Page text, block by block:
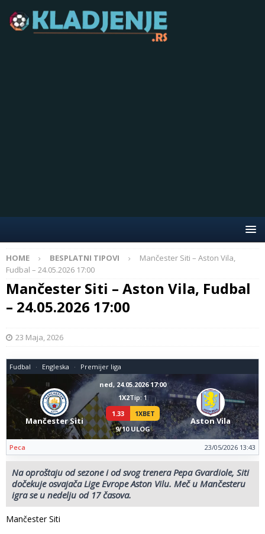
HOME BESPLATNI TIPOVI
Mančester Siti – Aston Vila,
Fudbal – 24.05.2026 17:00
Mančester Siti – Aston Vila, Fudbal
– 24.05.2026 17:00
23 Maja, 2026
Fudbal Engleska Premijer liga
Mančester Siti
ned, 24.05.2026 17:00
1X2Tip: 1
1.33
1XBET
9/10 ULOG
Aston Vila
Peca 23/05/2026 13:43
Na oproštaju od sezone i od svog trenera Pepa Gvardiole, Siti
dočekuje osvajača Lige Evrope Aston Vilu. Meč u Mančesteru
igra se u nedelju od 17 časova.
Mančester Siti